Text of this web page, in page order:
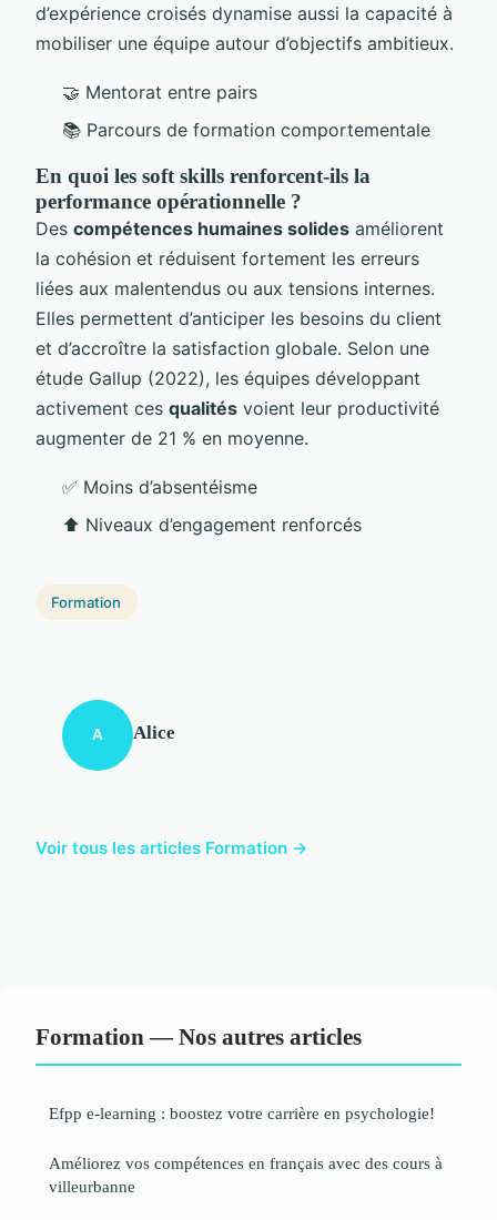
d’expérience croisés dynamise aussi la capacité à
mobiliser une équipe autour d’objectifs ambitieux.
🤝 Mentorat entre pairs
📚 Parcours de formation comportementale
En quoi les soft skills renforcent-ils la
performance opérationnelle ?
Des compétences humaines solides améliorent
la cohésion et réduisent fortement les erreurs
liées aux malentendus ou aux tensions internes.
Elles permettent d’anticiper les besoins du client
et d’accroître la satisfaction globale. Selon une
étude Gallup (2022), les équipes développant
activement ces qualités voient leur productivité
augmenter de 21 % en moyenne.
✅ Moins d’absentéisme
⬆️ Niveaux d’engagement renforcés
Formation
A Alice
Voir tous les articles Formation →
Formation — Nos autres articles
Efpp e-learning : boostez votre carrière en psychologie!
Améliorez vos compétences en français avec des cours à
villeurbanne